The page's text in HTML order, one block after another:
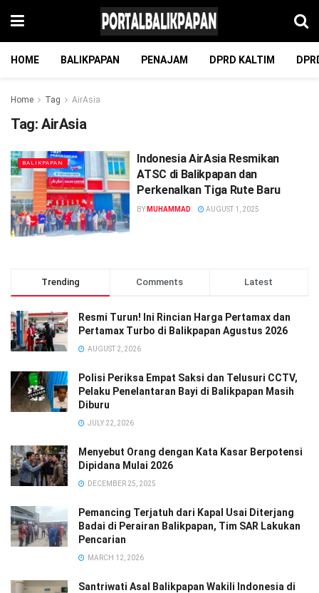
HOME BALIKPAPAN PENAJAM DPRD KALTIM
Home Tag AirAsia
Tag: AirAsia
BALIKPAPAN
Indonesia AirAsia Resmikan
ATSC di Balikpapan dan
Perkenalkan Tiga Rute Baru
BY MUHAMMAD AUGUST 1, 2025
Trending Comments Latest
Resmi Turun! Ini Rincian Harga Pertamax dan
Pertamax Turbo di Balikpapan Agustus 2026
AUGUST 2, 2026
Polisi Periksa Empat Saksi dan Telusuri CCTV,
Pelaku Penelantaran Bayi di Balikpapan Masih
Diburu
JULY 22, 2026
Menyebut Orang dengan Kata Kasar Berpotensi
Dipidana Mulai 2026
DECEMBER 25, 2025
Pemancing Terjatuh dari Kapal Usai Diterjang
Badai di Perairan Balikpapan, Tim SAR Lakukan
Pencarian
MARCH 12, 2026
Santriwati Asal Balikpapan Wakili Indonesia di